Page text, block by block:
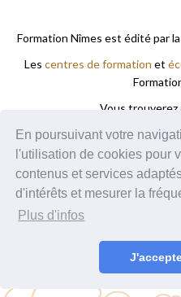
En poursuivant votre
l'utilisation de cookies pour
contenus et services
d'intérêts et mesurer la
Plus d'infos
Formation Nîmes est édité par
Les centres de formation et
Vous trouverez
GAUJAC
MONOBLET NIMES